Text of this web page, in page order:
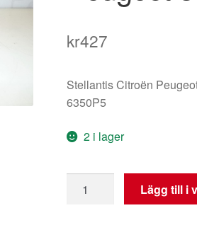
kr427
Stellantis Citroën
6350P5
2 i lager
bromsljus
Lägg till i